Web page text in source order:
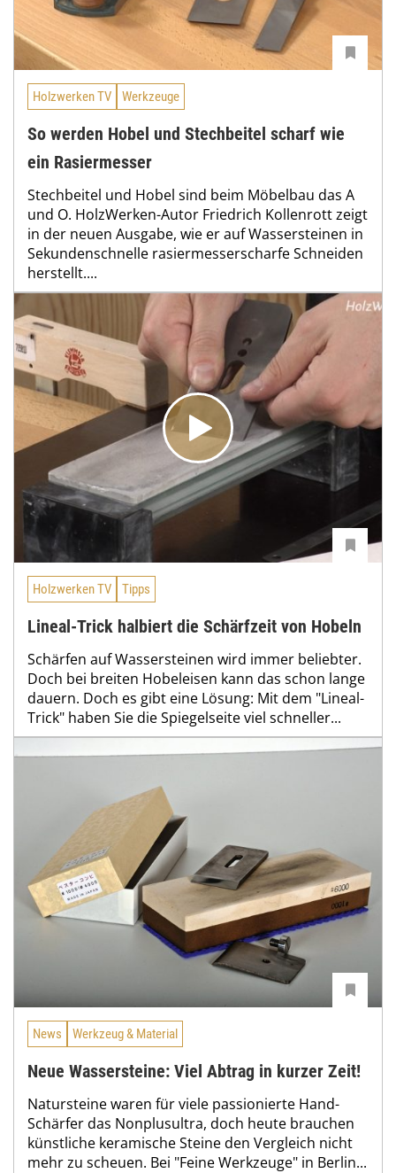
Holzwerken TV Werkzeuge
So werden Hobel und Stechbeitel scharf wie
ein Rasiermesser
Stechbeitel und Hobel sind beim Möbelbau das A
und O. HolzWerken-Autor Friedrich Kollenrott zeigt
in der neuen Ausgabe, wie er auf Wassersteinen in
Sekundenschnelle rasiermesserscharfe Schneiden
herstellt....
Holzwerken TV Tipps
Lineal-Trick halbiert die Schärfzeit von Hobeln
Schärfen auf Wassersteinen wird immer beliebter.
Doch bei breiten Hobeleisen kann das schon lange
dauern. Doch es gibt eine Lösung: Mit dem "Lineal-
Trick" haben Sie die Spiegelseite viel schneller...
News Werkzeug & Material
Neue Wassersteine: Viel Abtrag in kurzer Zeit!
Natursteine waren für viele passionierte Hand-
Schärfer das Nonplusultra, doch heute brauchen
künstliche keramische Steine den Vergleich nicht
mehr zu scheuen. Bei "Feine Werkzeuge" in Berlin...